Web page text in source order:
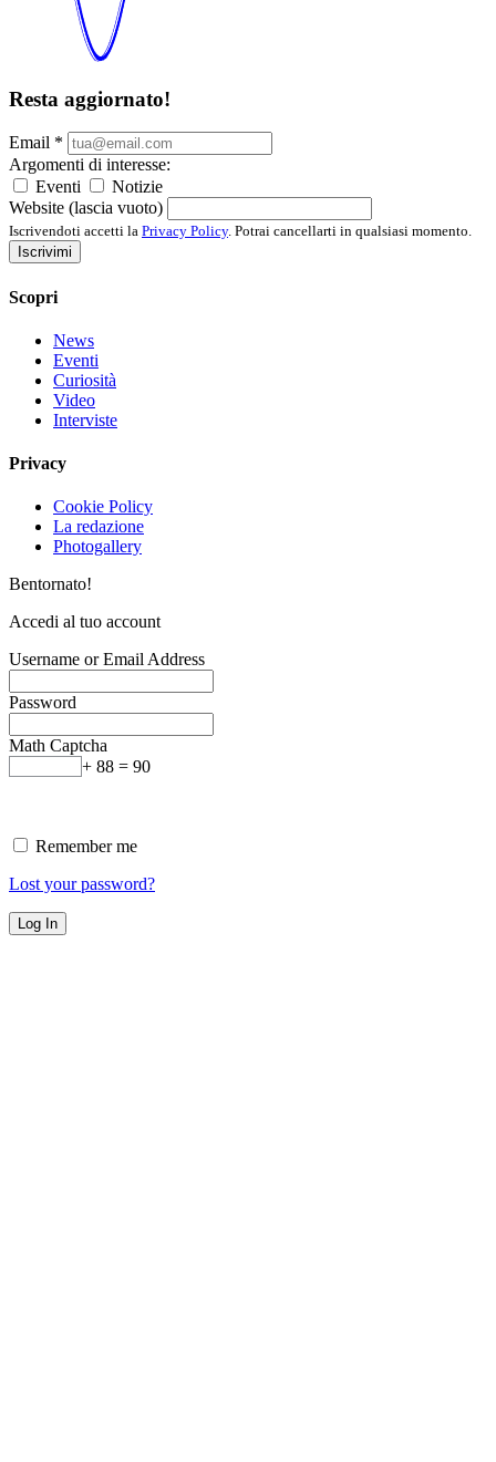
Resta aggiornato!
Email *
Argomenti di interesse:
Eventi
Notizie
Website (lascia vuoto)
Iscrivendoti accetti la Privacy Policy. Potrai cancellarti in qualsiasi momento.
Iscrivimi
Scopri
News
Eventi
Curiosità
Video
Interviste
Privacy
Cookie Policy
La redazione
Photogallery
Bentornato!
Accedi al tuo account
Username or Email Address
Password
Math Captcha
+ 88 = 90
Remember me
Lost your password?